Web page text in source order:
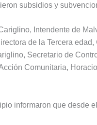
subsidios y
Intendente de
de la Tercera
Secretario de
Comunitaria,
informaron que desde